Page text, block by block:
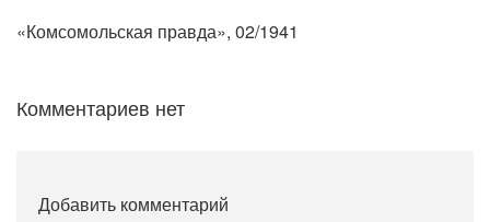
«Комсомольская правда», 02/1941
Комментариев нет
Добавить комментарий